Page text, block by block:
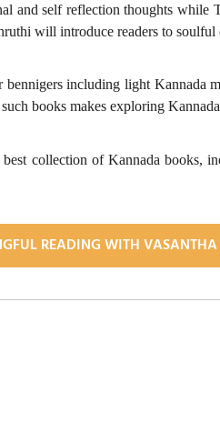
and self reflection thoughts while
will introduce readers to
including light Kannada
books makes exploring
collection of Kannada books,
READING WITH